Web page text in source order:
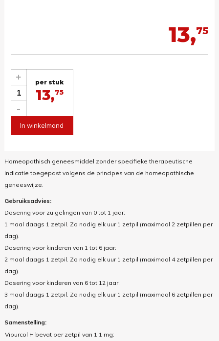
13,75
1
-
+ per stuk
13,75
In winkelmand
Homeopathisch geneesmiddel zonder specifieke therapeutische
indicatie toegepast volgens de principes van de homeopathische
geneeswijze.
Gebruiksadvies:
Dosering voor zuigelingen van 0 tot 1 jaar:
1 maal daags 1 zetpil. Zo nodig elk uur 1 zetpil (maximaal 2 zetpillen per
dag).
Dosering voor kinderen van 1 tot 6 jaar:
2 maal daags 1 zetpil. Zo nodig elk uur 1 zetpil (maximaal 4 zetpillen per
dag).
Dosering voor kinderen van 6 tot 12 jaar:
3 maal daags 1 zetpil. Zo nodig elk uur 1 zetpil (maximaal 6 zetpillen per
dag).
Samenstelling:
Viburcol H bevat per zetpil van 1,1 mg: